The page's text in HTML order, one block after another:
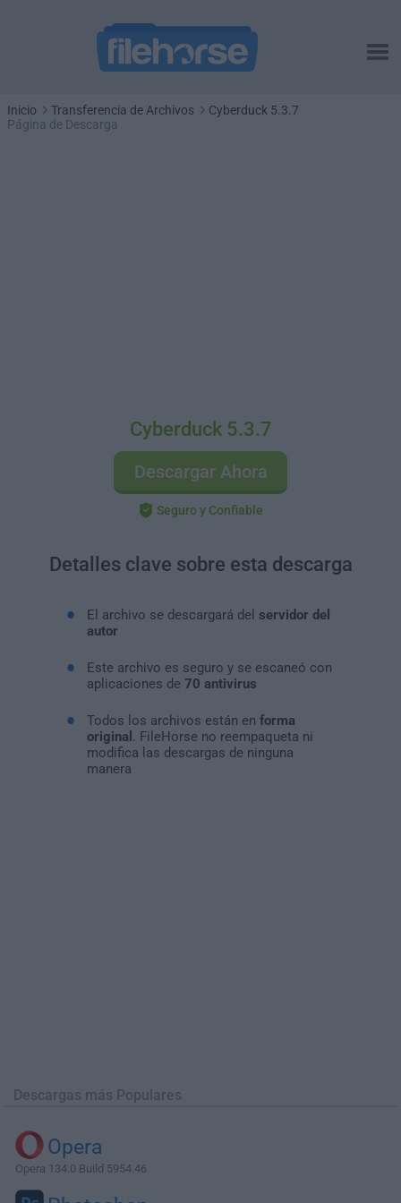
Inicio Transferencia de Archivos
Cyberduck 5.3.7
Página de Descarga
Cyberduck 5.3.7
Descargar Ahora
Seguro y Confiable
Detalles clave sobre esta descarga
El archivo se descargará del servidor del
autor
Este archivo es seguro y se escaneó con
aplicaciones de 70 antivirus
Todos los archivos están en forma
original
. FileHorse no reempaqueta ni
modifica las descargas de ninguna
manera
Descargas más Populares
Opera
Opera 134.0 Build 5954.46